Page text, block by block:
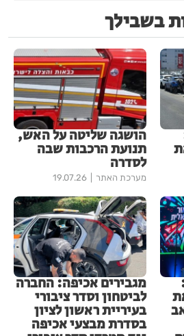
בשבילך
הושגה שליטה על האש,
תנועת הרכבות שבה
לסדרה
מערכת האתר 19.07.26
מגבירים אכיפה: החברה
לביטחון וסדר ציבורי
בעיריית ראשון לציון
בסדרת מבצעי אכיפה